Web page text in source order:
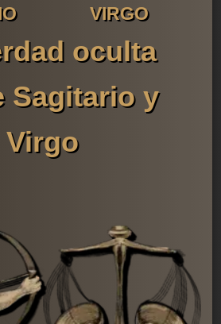
VIRGO
oculta
Sagitario y
Virgo